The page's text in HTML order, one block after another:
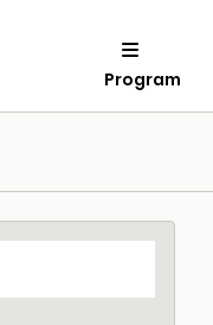
Program